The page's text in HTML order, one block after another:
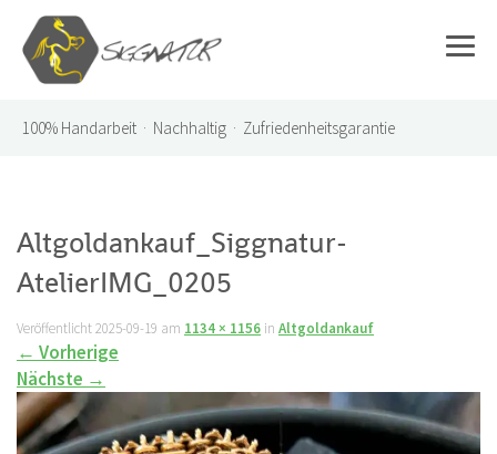
100% Handarbeit · Nachhaltig · Zufriedenheitsgarantie
Altgoldankauf_Siggnatur-
AtelierIMG_0205
Veröffentlicht2025-09-19 am 1134 × 1156 in Altgoldankauf
← Vorherige
Nächste →